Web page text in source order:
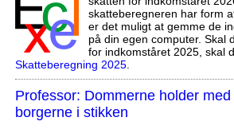
skatteberegneren har form
er det muligt at gemme de
på din egen computer. Skal
for indkomståret 2025, skal
Skatteberegning 2025.
Professor: Dommerne holder
borgerne i stikken